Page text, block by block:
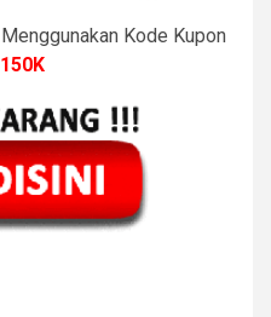
Kode Kupon